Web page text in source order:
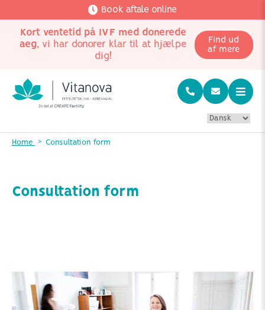
Book aftale online
Kort ventetid på IVF med donerede
aeg, vi har donorer klar til at hjælpe
dig!
Find ud
af mere
Home Consultation form
Consultation form